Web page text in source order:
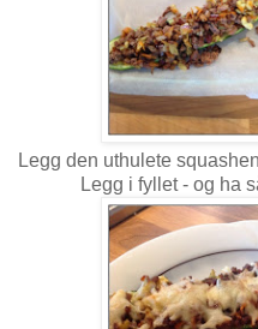
Legg den uthulete
Legg i fyllet - og ha